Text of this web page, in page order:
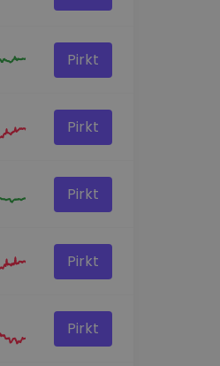
Pirkt
Pirkt
Pirkt
Pirkt
Pirkt